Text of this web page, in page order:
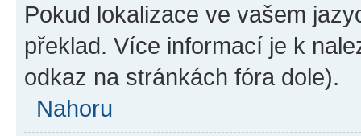
Pokud lokalizace ve vašem
překlad. Více informací je k
odkaz na stránkách fóra dole).
Nahoru